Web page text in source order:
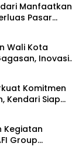
Manfaatkan
Pasar
Primadona
Wali Kota
Inovasi
Diskusi
Komitmen
Kendari Siap
dan
Kegiatan
Group